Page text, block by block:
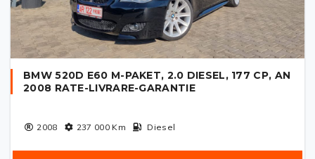
BMW 520D E60 M-PAKET, 2.0 DIESEL, 177 CP, AN
2008 RATE-LIVRARE-GARANTIE
2008 237 000Km Diesel